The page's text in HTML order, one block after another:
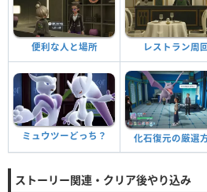
便利な人と場所 レストラン周
ミュウツーどっち？ 化石復元の厳選
ストーリー関連・クリア後やり込み